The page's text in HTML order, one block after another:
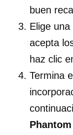
buen
Elige una
acepta
haz clic
Termina
Phantom